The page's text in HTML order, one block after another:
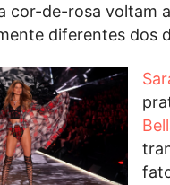
cor-de-rosa voltam
diferentes dos